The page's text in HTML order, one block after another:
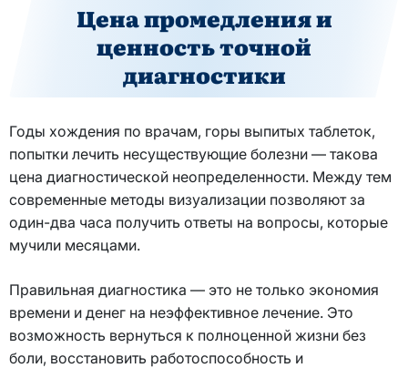
Цена промедления и
ценность точной
диагностики
Годы хождения по врачам, горы выпитых таблеток,
попытки лечить несуществующие болезни — такова
цена диагностической неопределенности. Между тем
современные методы визуализации позволяют за
один-два часа получить ответы на вопросы, которые
мучили месяцами.
Правильная диагностика — это не только экономия
времени и денег на неэффективное лечение. Это
возможность вернуться к полноценной жизни без
боли, восстановить работоспособность и